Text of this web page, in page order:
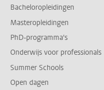
Bacheloropleidingen
Masteropleidingen
PhD-programma's
Onderwijs voor professionals
Summer Schools
Open dagen